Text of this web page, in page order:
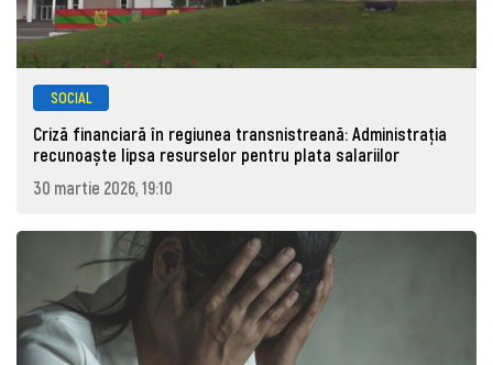
SOCIAL
Criză financiară în regiunea transnistreană: Administrația
recunoaște lipsa resurselor pentru plata salariilor
30 martie 2026, 19:10